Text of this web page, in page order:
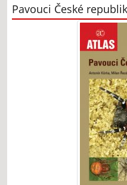
Pavouci České